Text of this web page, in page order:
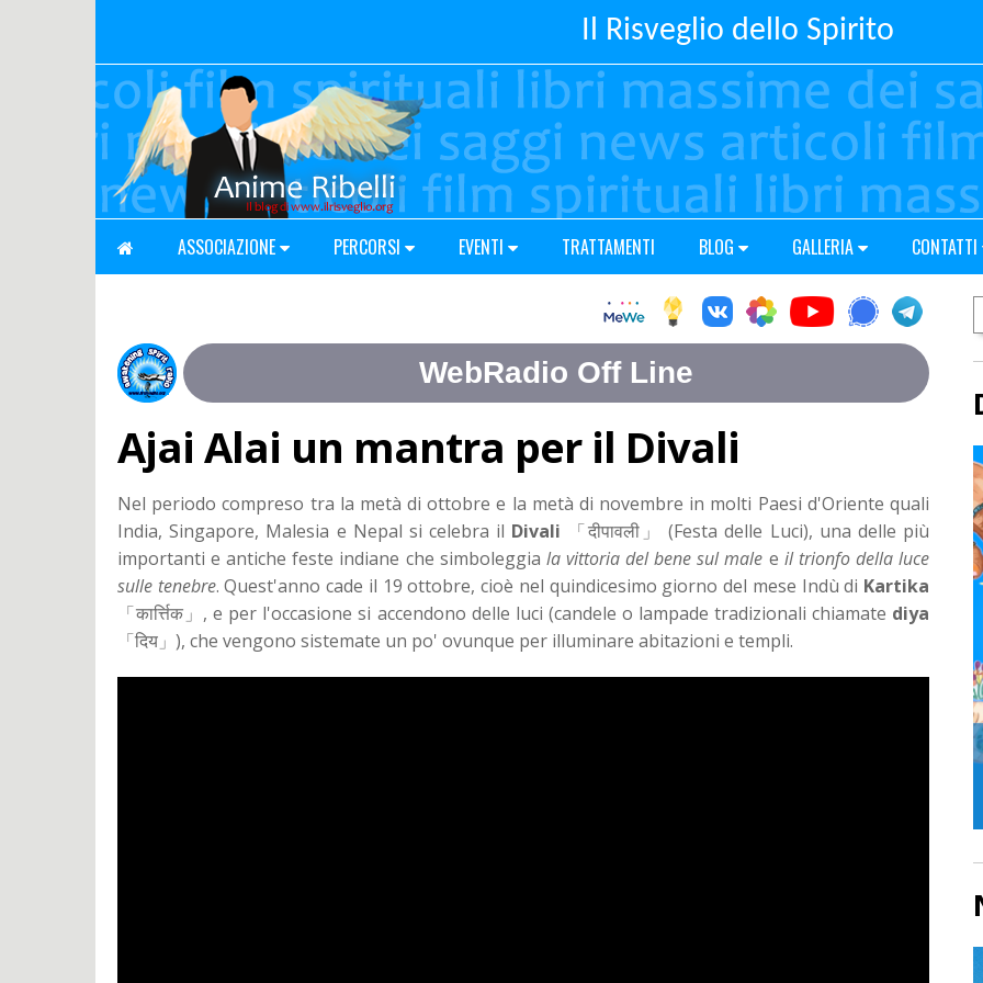
Il Risveglio dello Spirito
ASSOCIAZIONE PERCORSI EVENTI TRATTAMENTI BLOG GALLERIA CONTATTI
Ajai Alai un mantra per il Divali
Nel periodo compreso tra la metà di ottobre e la metà di novembre in molti Paesi d'Oriente quali
India, Singapore, Malesia e Nepal si celebra il Divali 「दीपावली」 (Festa delle Luci), una delle più
importanti e antiche feste indiane che simboleggia la vittoria del bene sul male e il trionfo della luce
sulle tenebre. Quest'anno cade il 19 ottobre, cioè nel quindicesimo giorno del mese Indù di Kartika
「कार्त्तिक」, e per l'occasione si accendono delle luci (candele o lampade tradizionali chiamate diya
「दिय」), che vengono sistemate un po' ovunque per illuminare abitazioni e templi.